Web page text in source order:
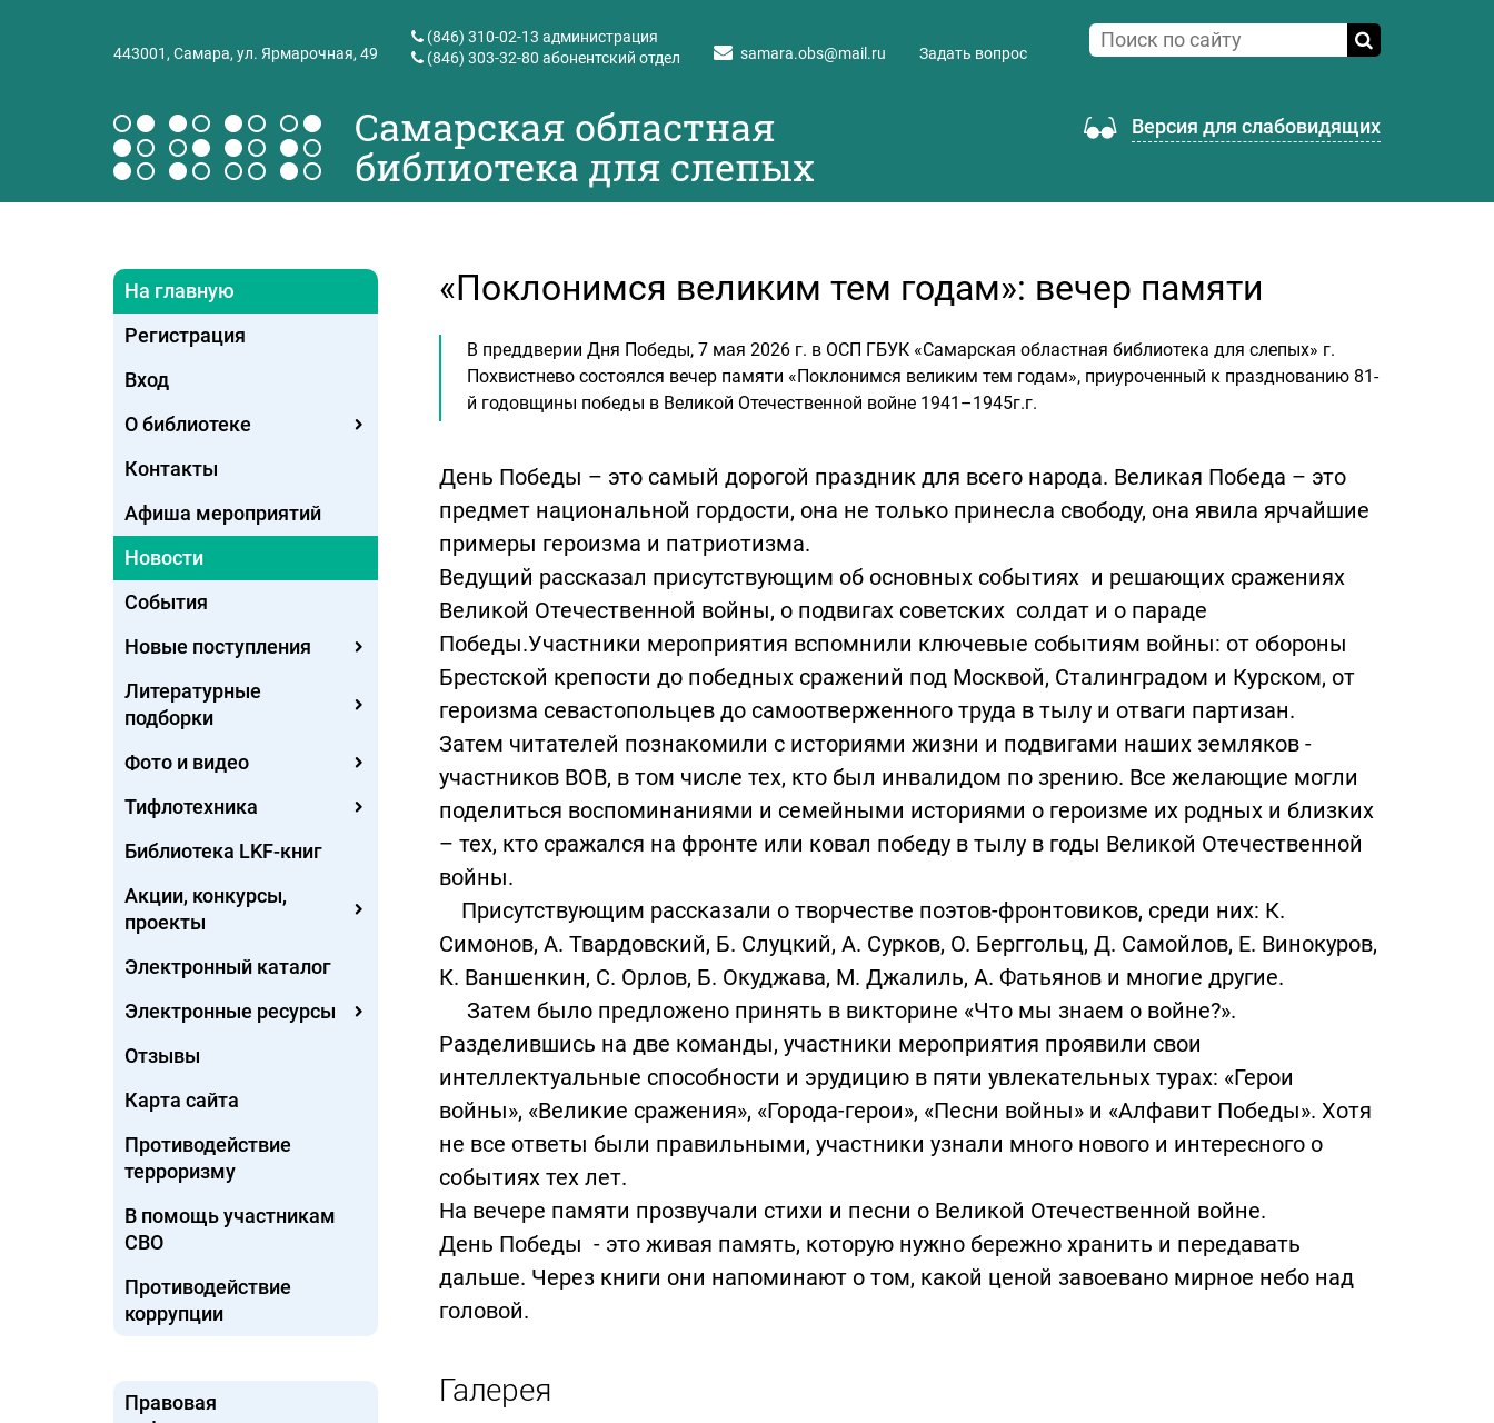
443001, Самара, ул. Ярмарочная, 49
(846) 310-02-13 администрация
(846) 303-32-80 абонентский отдел samara.obs@mail.ru Задать вопрос
Самарская областная
библиотека для слепых
Версия для слабовидящих
На главную
Регистрация
Вход
О библиотеке
Контакты
Афиша мероприятий
Новости
События
Новые поступления
Литературные
подборки
Фото и видео
Тифлотехника
Библиотека LKF-книг
Акции, конкурсы,
проекты
Электронный каталог
Электронные ресурсы
Отзывы
Карта сайта
Противодействие
терроризму
В помощь участникам
СВО
Противодействие
коррупции
Правовая
«Поклонимся великим тем годам»: вечер памяти
В преддверии Дня Победы, 7 мая 2026 г. в ОСП ГБУК «Самарская областная библиотека для слепых» г.
Похвистнево состоялся вечер памяти «Поклонимся великим тем годам», приуроченный к празднованию 81-
й годовщины победы в Великой Отечественной войне 1941–1945г.г.
День Победы – это самый дорогой праздник для всего народа. Великая Победа – это
предмет национальной гордости, она не только принесла свободу, она явила ярчайшие
примеры героизма и патриотизма.
Ведущий рассказал присутствующим об основных событиях и решающих сражениях
Великой Отечественной войны, о подвигах советских солдат и о параде
Победы.Участники мероприятия вспомнили ключевые событиям войны: от обороны
Брестской крепости до победных сражений под Москвой, Сталинградом и Курском, от
героизма севастопольцев до самоотверженного труда в тылу и отваги партизан.
Затем читателей познакомили с историями жизни и подвигами наших земляков -
участников ВОВ, в том числе тех, кто был инвалидом по зрению. Все желающие могли
поделиться воспоминаниями и семейными историями о героизме их родных и близких
– тех, кто сражался на фронте или ковал победу в тылу в годы Великой Отечественной
войны.
Присутствующим рассказали о творчестве поэтов-фронтовиков, среди них: К.
Симонов, А. Твардовский, Б. Слуцкий, А. Сурков, О. Берггольц, Д. Самойлов, Е. Винокуров,
К. Ваншенкин, С. Орлов, Б. Окуджава, М. Джалиль, А. Фатьянов и многие другие.
Затем было предложено принять в викторине «Что мы знаем о войне?».
Разделившись на две команды, участники мероприятия проявили свои
интеллектуальные способности и эрудицию в пяти увлекательных турах: «Герои
войны», «Великие сражения», «Города-герои», «Песни войны» и «Алфавит Победы». Хотя
не все ответы были правильными, участники узнали много нового и интересного о
событиях тех лет.
На вечере памяти прозвучали стихи и песни о Великой Отечественной войне.
День Победы - это живая память, которую нужно бережно хранить и передавать
дальше. Через книги они напоминают о том, какой ценой завоевано мирное небо над
головой.
Галерея